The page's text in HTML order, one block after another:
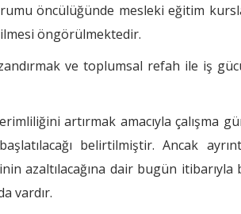
öncülüğünde mesleki eğitim
öngörülmektedir.
ve toplumsal refah ile iş
artırmak amacıyla çalışma
belirtilmiştir. Ancak
azaltılacağına dair bugün
vardır.